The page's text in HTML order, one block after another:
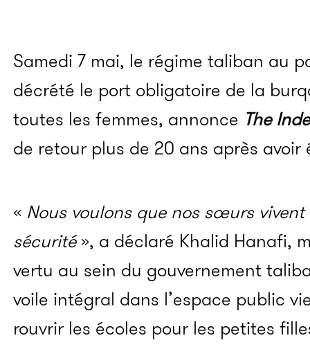
Samedi 7 mai, le régime taliban au
décrété le port obligatoire de la
toutes les femmes, annonce The
de retour plus de 20 ans après avoir
« Nous voulons que nos sœurs
sécurité», a déclaré Khalid Hanafi,
vertu au sein du gouvernement
voile intégral dans l’espace public
rouvrir les écoles pour les petites